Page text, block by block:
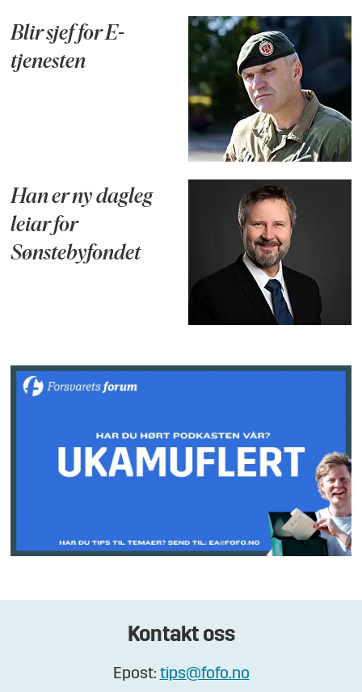
Blir sjef for E-
tjenesten
Han er ny dagleg
leiar for
Sønstebyfondet
Kontakt oss
Epost: tips@fofo.no